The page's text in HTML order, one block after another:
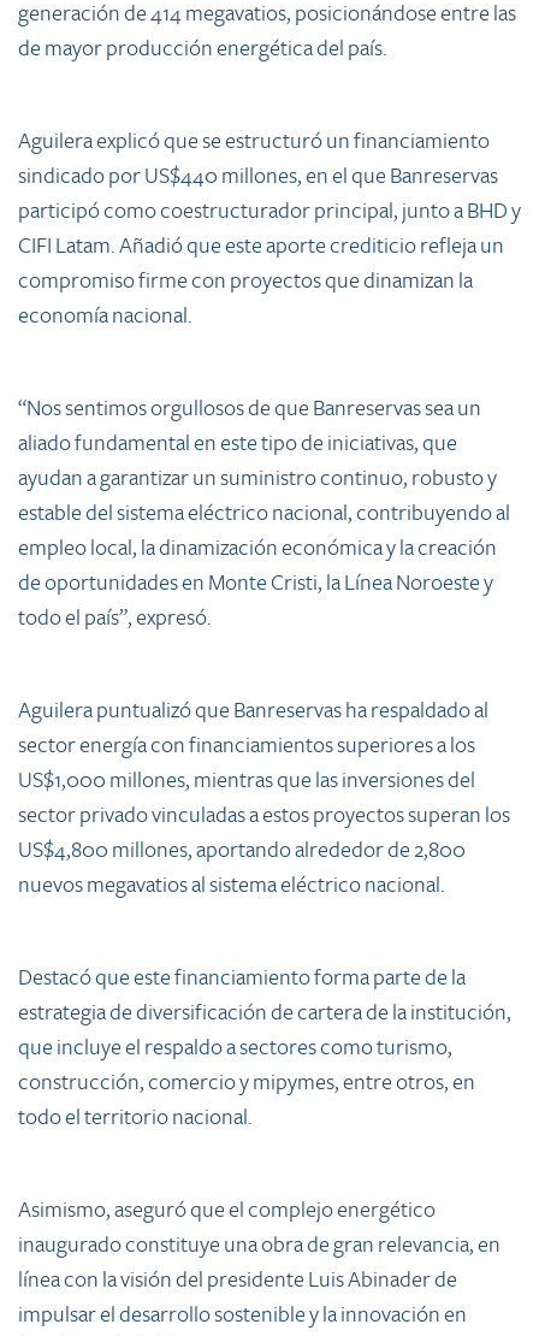
generación de 414 megavatios, posicionándose entre las
de mayor producción energética del país.
Aguilera explicó que se estructuró un financiamiento
sindicado por US$440 millones, en el que Banreservas
participó como coestructurador principal, junto a BHD y
CIFI Latam. Añadió que este aporte crediticio refleja un
compromiso firme con proyectos que dinamizan la
economía nacional.
“Nos sentimos orgullosos de que Banreservas sea un
aliado fundamental en este tipo de iniciativas, que
ayudan a garantizar un suministro continuo, robusto y
estable del sistema eléctrico nacional, contribuyendo al
empleo local, la dinamización económica y la creación
de oportunidades en Monte Cristi, la Línea Noroeste y
todo el país”, expresó.
Aguilera puntualizó que Banreservas ha respaldado al
sector energía con financiamientos superiores a los
US$1,000 millones, mientras que las inversiones del
sector privado vinculadas a estos proyectos superan los
US$4,800 millones, aportando alrededor de 2,800
nuevos megavatios al sistema eléctrico nacional.
Destacó que este financiamiento forma parte de la
estrategia de diversificación de cartera de la institución,
que incluye el respaldo a sectores como turismo,
construcción, comercio y mipymes, entre otros, en
todo el territorio nacional.
Asimismo, aseguró que el complejo energético
inaugurado constituye una obra de gran relevancia, en
línea con la visión del presidente Luis Abinader de
impulsar el desarrollo sostenible y la innovación en